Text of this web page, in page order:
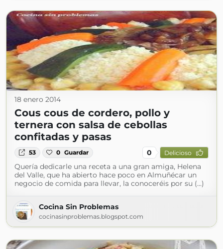
18 enero 2014
Cous cous de cordero, pollo y
ternera con salsa de cebollas
confitadas y pasas
53 0 Guardar 0 Delicioso
Quería dedicarle una receta a una gran amiga, Helena
del Valle, que ha abierto hace poco en Almuñécar un
negocio de comida para llevar, la conoceréis por su (...)
Cocina Sin Problemas
cocinasinproblemas.blogspot.com